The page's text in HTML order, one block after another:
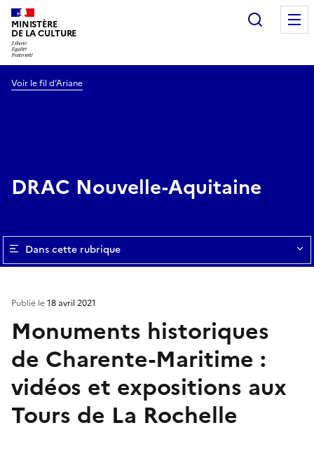
MINISTÈRE
DE LA CULTURE
Voir le fil d’Ariane
DRAC Nouvelle-Aquitaine
Dans cette rubrique
Monuments historiques
de Charente-Maritime :
vidéos et expositions aux
Tours de La Rochelle
Publié le18 avril 2021